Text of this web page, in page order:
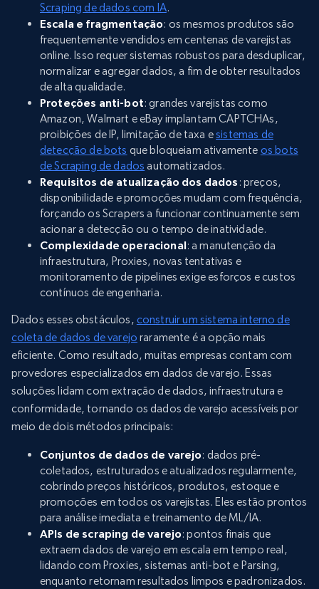
Scraping de dados com IA.
Escala e fragmentação: os mesmos produtos são
frequentemente vendidos em centenas de varejistas
online. Isso requer sistemas robustos para desduplicar,
normalizar e agregar dados, a fim de obter resultados
de alta qualidade.
Proteções anti-bot: grandes varejistas como
Amazon, Walmart e eBay implantam CAPTCHAs,
proibições de IP, limitação de taxa esistemas de
detecção de bots que bloqueiam ativamente os bots
de Scraping de dados automatizados.
Requisitos de atualização dos dados : preços,
disponibilidade e promoções mudam com frequência,
forçando os Scrapers a funcionar continuamente sem
acionar a detecção ou o tempo de inatividade.
Complexidade operacional: a manutenção da
infraestrutura, Proxies, novas tentativas e
monitoramento de pipelines exige esforços e custos
contínuos de engenharia.
Dados esses obstáculos, construir um sistema interno de
coleta de dados de varejo raramente é a opção mais
eficiente. Como resultado, muitas empresas contam com
provedores especializados em dados de varejo. Essas
soluções lidam com extração de dados, infraestrutura e
conformidade, tornando os dados de varejo acessíveis por
meio de dois métodos principais:
Conjuntos de dados de varejo: dados pré-
coletados, estruturados e atualizados regularmente,
cobrindo preços históricos, produtos, estoque e
promoções em todos os varejistas. Eles estão prontos
para análise imediata e treinamento de ML/IA.
APIs de scraping de varejo: pontos finais que
extraem dados de varejo em escala em tempo real,
lidando com Proxies, sistemas anti-bot e Parsing,
enquanto retornam resultados limpos e padronizados.